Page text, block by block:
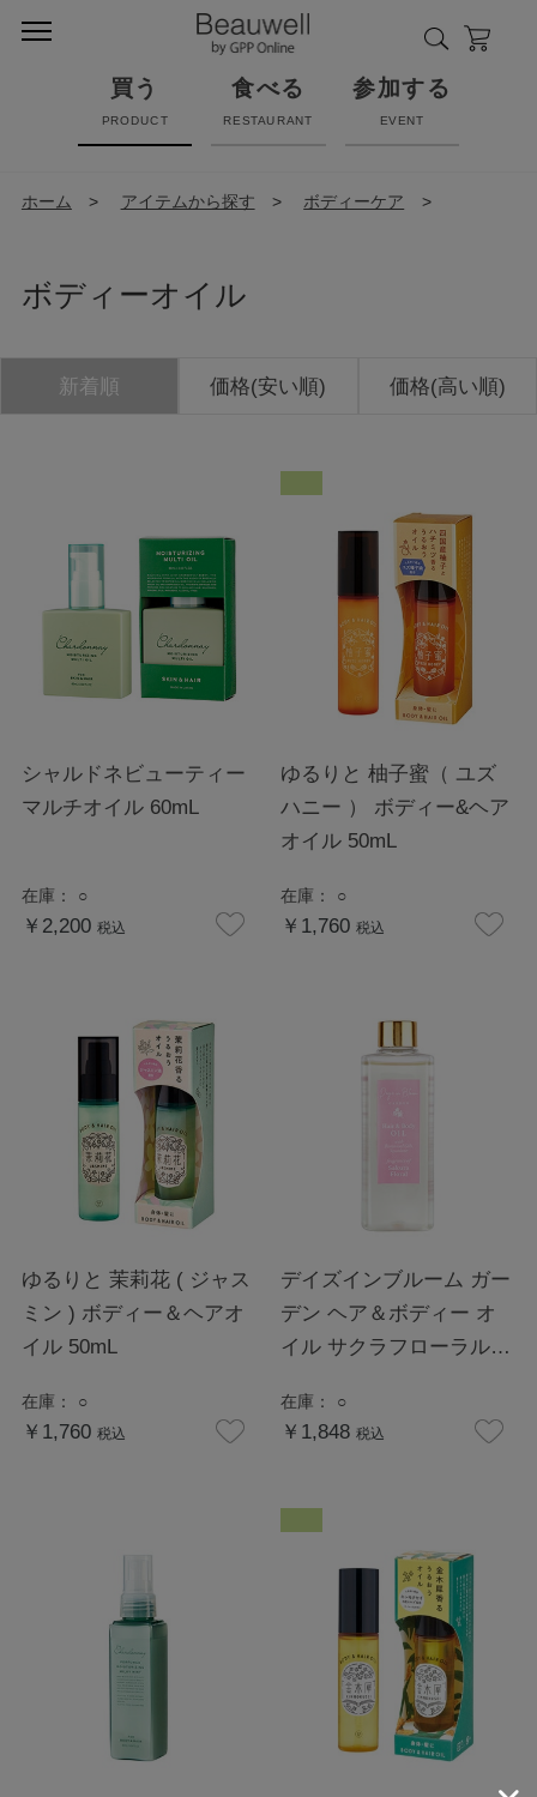
買う
PRODUCT
食べる
RESTAURANT
参加する
EVENT
ホーム > アイテムから探す > ボディーケア >
ボディーオイル
新着順 価格(安い順) 価格(高い順)
シャルドネビューティー
マルチオイル 60mL
在庫： ○
￥2,200 税込
ゆるりと 柚子蜜（ ユズ
ハニー ） ボディー&ヘア
オイル 50mL
在庫： ○
￥1,760 税込
ゆるりと 茉莉花 ( ジャス
ミン ) ボディー＆ヘアオ
イル 50mL
在庫： ○
￥1,760 税込
デイズインブルーム ガー
デン ヘア＆ボディー オ
イル サクラフローラル
在庫： ○
￥1,848 税込